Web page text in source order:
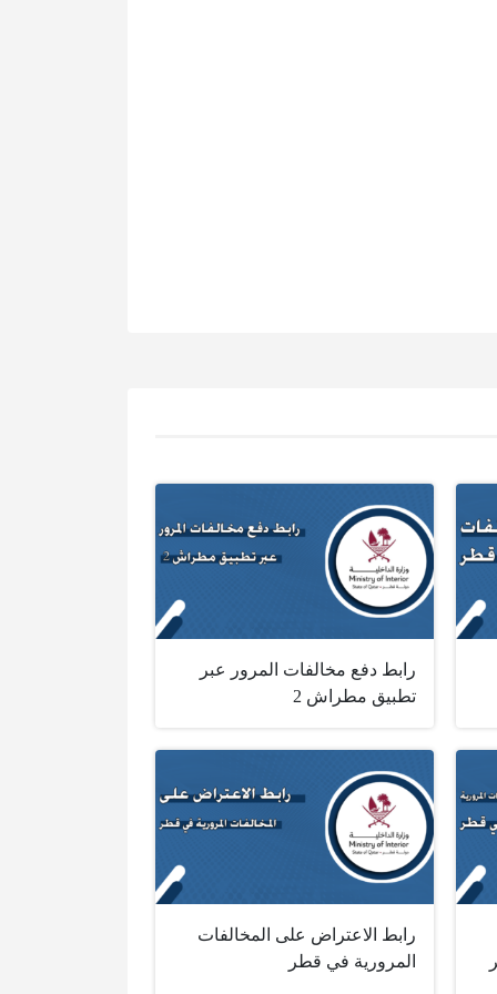
رابط دفع مخالفات المرور عبر
تطبيق مطراش 2‏‎ ‎
رابط الاعتراض على المخالفات
المرورية في قطر